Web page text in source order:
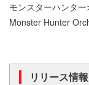
モンスターハンタ
Monster Hunter
リリース情報